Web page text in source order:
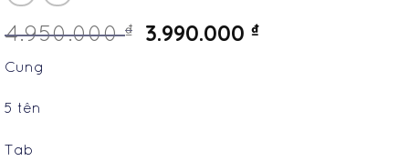
4.950.000₫ 3.990.000₫
Cung
5 tên
Tab